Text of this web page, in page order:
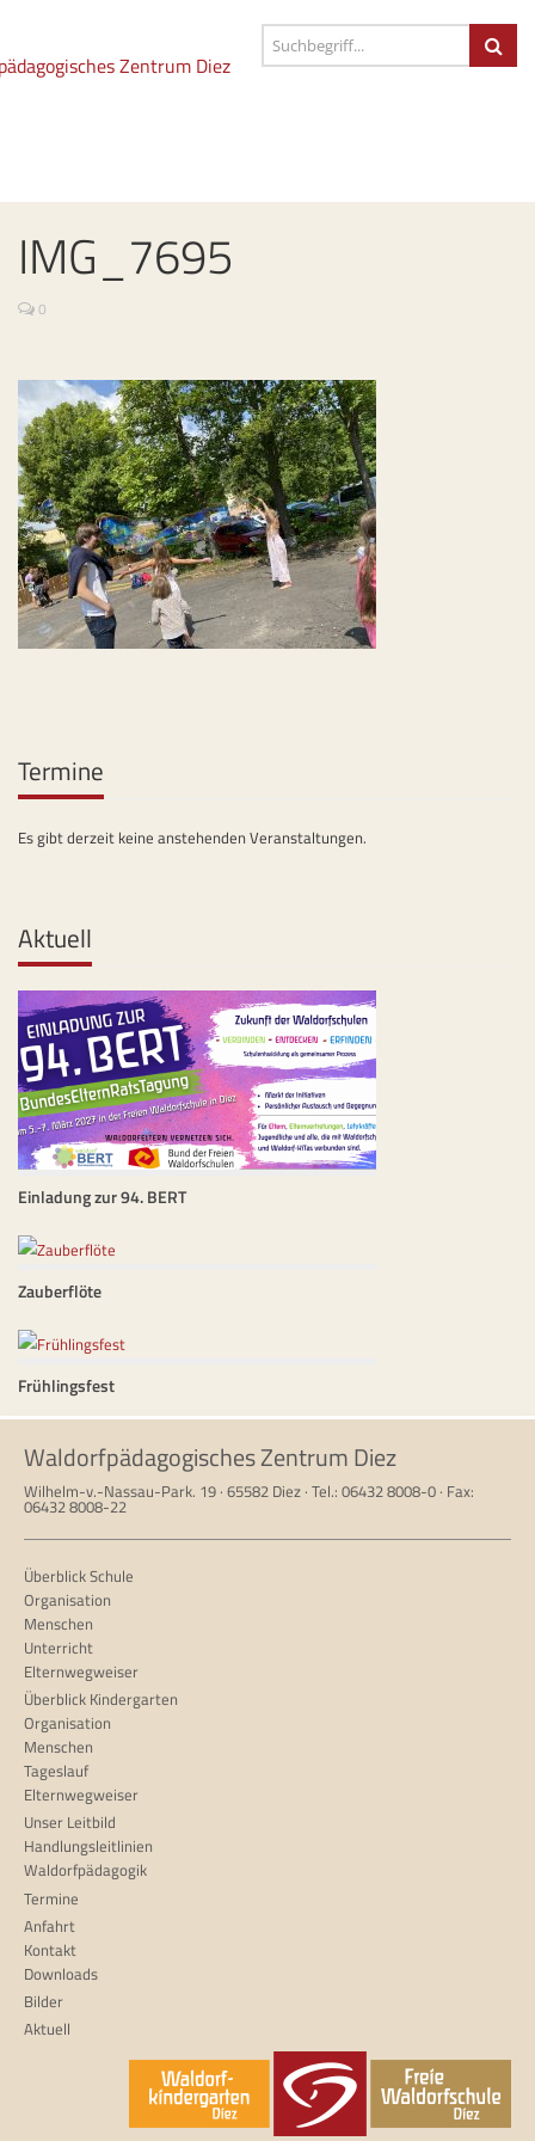
IMG_7695
0
Termine
Es gibt derzeit keine anstehenden Veranstaltungen.
Aktuell
Einladung zur 94. BERT
Zauberflöte
Frühlingsfest
Waldorfpädagogisches Zentrum Diez
Wilhelm-v.-Nassau-Park. 19 · 65582 Diez · Tel.: 06432 8008-0 · Fax:
06432 8008-22
Überblick Schule
Organisation
Menschen
Unterricht
Elternwegweiser
Überblick Kindergarten
Organisation
Menschen
Tageslauf
Elternwegweiser
Unser Leitbild
Handlungsleitlinien
Waldorfpädagogik
Termine
Anfahrt
Kontakt
Downloads
Bilder
Aktuell